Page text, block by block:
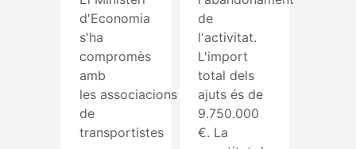
d'Economia
s'ha
compromès
amb
les associacions
de
transportistes
de
l'activitat.
L'import
total dels
ajuts és de
9.750.000
€. La